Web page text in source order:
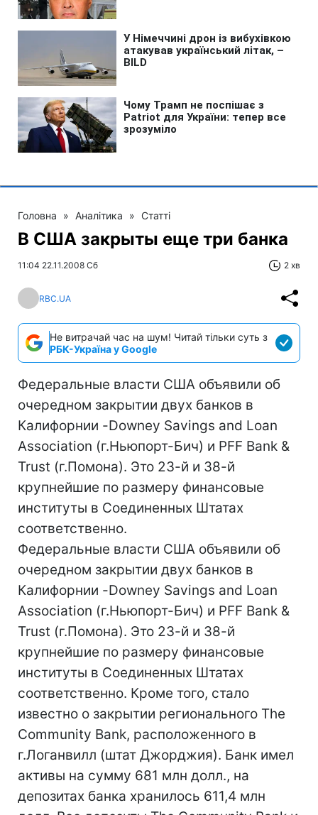
Головна » Аналітика » Статті
В США закрыты еще три банка
11:04 22.11.2008 Сб 2 хв
RBC.UA
Не витрачай час на шум! Читай тільки суть з
РБК-Україна у Google
Федеральные власти США объявили об
очередном закрытии двух банков в
Калифорнии -Downey Savings and Loan
Association (г.Ньюпорт-Бич) и PFF Bank &
Trust (г.Помона). Это 23-й и 38-й
крупнейшие по размеру финансовые
институты в Соединенных Штатах
соответственно.
Федеральные власти США объявили об
очередном закрытии двух банков в
Калифорнии -Downey Savings and Loan
Association (г.Ньюпорт-Бич) и PFF Bank &
Trust (г.Помона). Это 23-й и 38-й
крупнейшие по размеру финансовые
институты в Соединенных Штатах
соответственно. Кроме того, стало
известно о закрытии регионального The
Community Bank, расположенного в
г.Логанвилл (штат Джорджия). Банк имел
активы на сумму 681 млн долл., на
депозитах банка хранилось 611,4 млн